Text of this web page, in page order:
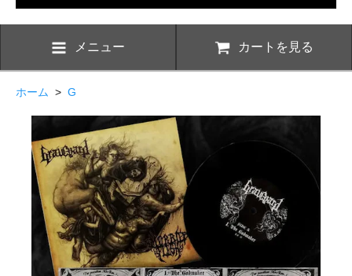
メニュー カートを見る
ホーム > G